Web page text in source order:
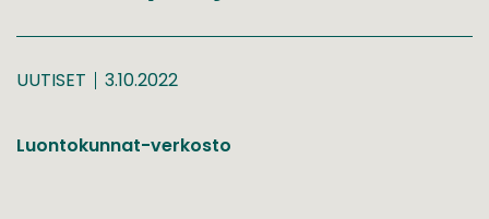
UUTISET 3.10.2022
Luontokunnat-verkosto